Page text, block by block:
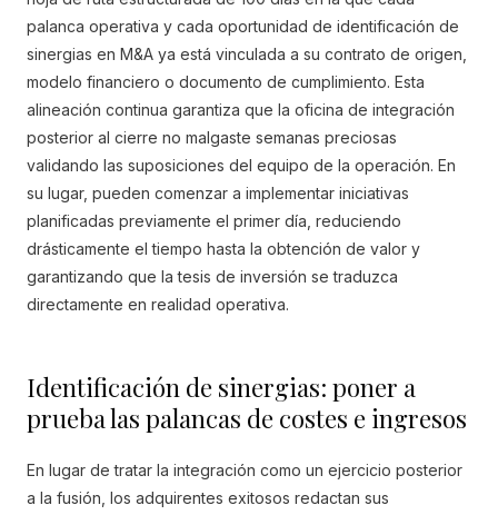
palanca operativa y cada oportunidad de identificación de
sinergias en M&A ya está vinculada a su contrato de origen,
modelo financiero o documento de cumplimiento. Esta
alineación continua garantiza que la oficina de integración
posterior al cierre no malgaste semanas preciosas
validando las suposiciones del equipo de la operación. En
su lugar, pueden comenzar a implementar iniciativas
planificadas previamente el primer día, reduciendo
drásticamente el tiempo hasta la obtención de valor y
garantizando que la tesis de inversión se traduzca
directamente en realidad operativa.
Identificación de sinergias: poner a
prueba las palancas de costes e ingresos
En lugar de tratar la integración como un ejercicio posterior
a la fusión, los adquirentes exitosos redactan sus